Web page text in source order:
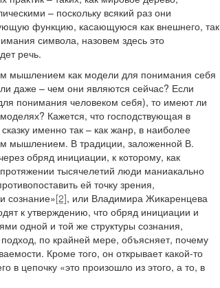
– поскольку всякий раз они
функцию, касающуюся как внешнего, так
символа, назовем здесь это
речь.
мышлением как модели для понимания себя
даже – чем они являются сейчас? Если
понимания человеком себя), то имеют ли
Кажется, что господствующая в
именно так – как жанр, в наиболее
мышлением. В традиции, заложенной В.
обряд инициации, к которому, как
тысячелетий люди маниакально
ей точку зрения,
сознание»[2], или Владимира Жикаренцева
к утверждению, что обряд инициации и
одной и той же структуры сознания,
по крайней мере, объясняет, почему
Кроме того, он открывает какой-то
в цепочку «это произошло из этого, а то, в